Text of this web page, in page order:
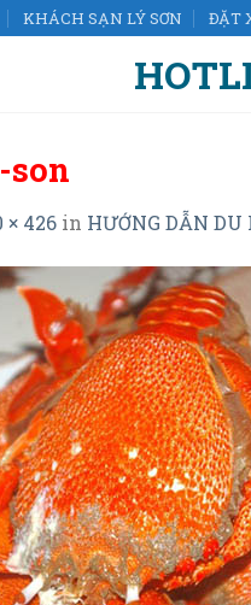
KHÁCH SẠN LÝ SƠN ĐẶT
× 426 in HƯỚNG DẪN DU